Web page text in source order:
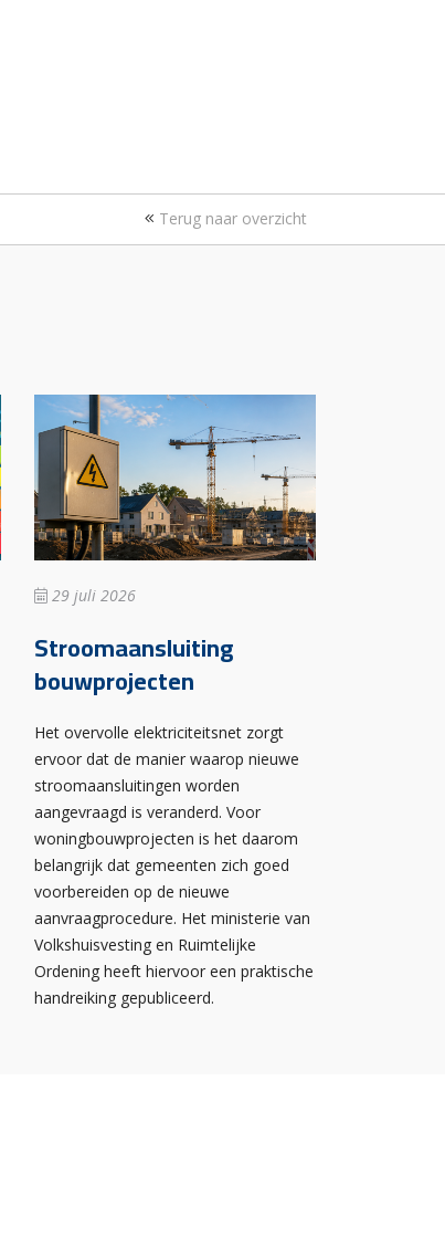
Terug naar overzicht
29 juli 2026
Stroomaansluiting
bouwprojecten
Het overvolle elektriciteitsnet zorgt
ervoor dat de manier waarop nieuwe
stroomaansluitingen worden
aangevraagd is veranderd. Voor
woningbouwprojecten is het daarom
belangrijk dat gemeenten zich goed
voorbereiden op de nieuwe
aanvraagprocedure. Het ministerie van
Volkshuisvesting en Ruimtelijke
Ordening heeft hiervoor een praktische
handreiking gepubliceerd.